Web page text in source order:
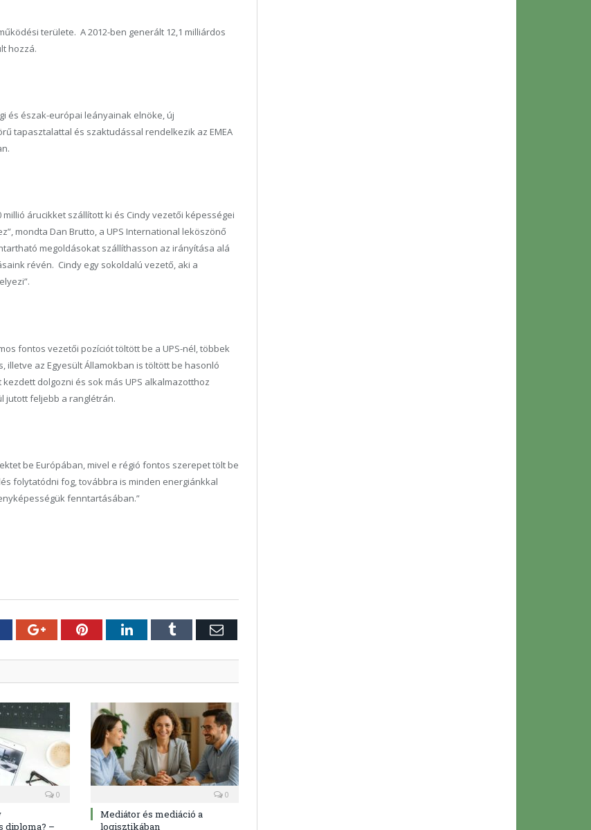
területe. A 2012-ben generált 12,1 milliárdos
hozzá.
és észak-európai leányainak elnöke, új
tapasztalattal és szaktudással rendelkezik az EMEA
millió árucikket szállított ki és Cindy vezetői képességei
mondta Dan Brutto, a UPS International leköszönő
megoldásokat szállíthasson az irányítása alá
révén. Cindy egy sokoldalú vezető, aki a
fontos vezetői pozíciót töltött be a UPS-nél, többek
illetve az Egyesült Államokban is töltött be hasonló
dolgozni és sok más UPS alkalmazotthoz
jutott feljebb a ranglétrán.
be Európában, mivel e régió fontos szerepet tölt be
folytatódni fog, továbbra is minden energiánkkal
fenntartásában.”
Google+PinterestLinkedInTumblr E-
0
diploma? –
0
Mediátor és mediáció a
logisztikában